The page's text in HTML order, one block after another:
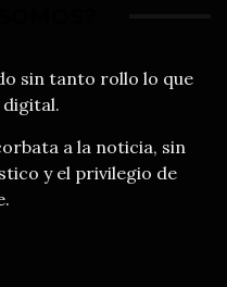
sin tanto rollo lo que
a la noticia, sin
y el privilegio de